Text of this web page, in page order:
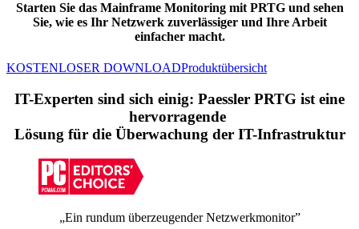
Starten Sie das Mainframe Monitoring mit PRTG und sehen
Sie, wie es Ihr Netzwerk zuverlässiger und Ihre Arbeit
einfacher macht.
KOSTENLOSER DOWNLOADProduktübersicht
IT-Experten sind sich einig: Paessler PRTG ist eine
hervorragende
Lösung für die Überwachung der IT-Infrastruktur
„Ein rundum überzeugender Netzwerkmonitor”